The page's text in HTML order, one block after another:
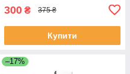
300 ₴ 375 ₴
Купити
–17%